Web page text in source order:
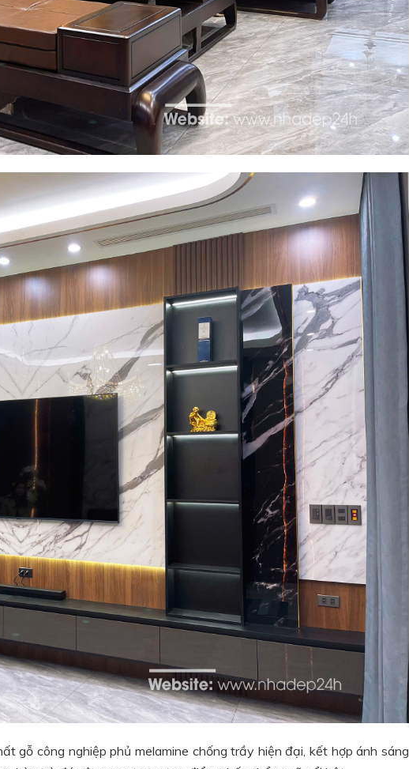
gỗ công nghiệp phủ melamine chống trầy hiện đại, kết hợp ánh sáng